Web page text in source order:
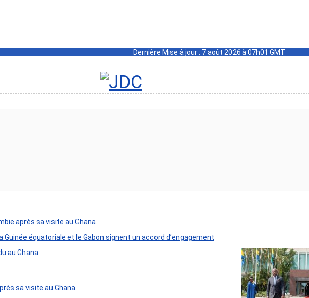
Dernière Mise à jour : 7 août 2026 à 07h01 GMT
après sa visite au Ghana
Guinée équatoriale et le Gabon signent un accord d’engagement
au Ghana
sa visite au Ghana